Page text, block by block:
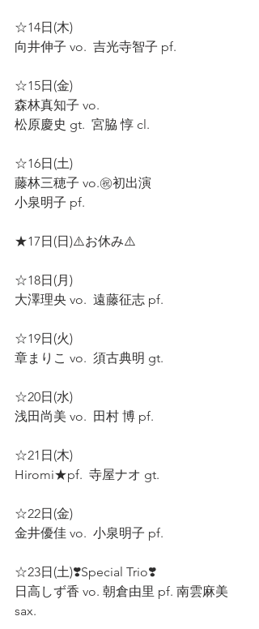
☆14日(木)
向井伸子 vo.  吉光寺智子 pf.
☆15日(金)
森林真知子 vo.
松原慶史 gt.  宮脇 惇 cl.
☆16日(土)
藤林三穂子 vo.㊗️初出演
小泉明子 pf.
★17日(日)⚠️お休み⚠️
☆18日(月)
大澤理央 vo.  遠藤征志 pf.
☆19日(火)
章まりこ vo.  須古典明 gt.
☆20日(水)
浅田尚美 vo.  田村 博 pf.
☆21日(木)
Hiromi★pf.  寺屋ナオ gt.
☆22日(金)
金井優佳 vo.  小泉明子 pf.
☆23日(土)❣️Special Trio❣️
日高しず香 vo. 朝倉由里 pf. 南雲麻美
sax.